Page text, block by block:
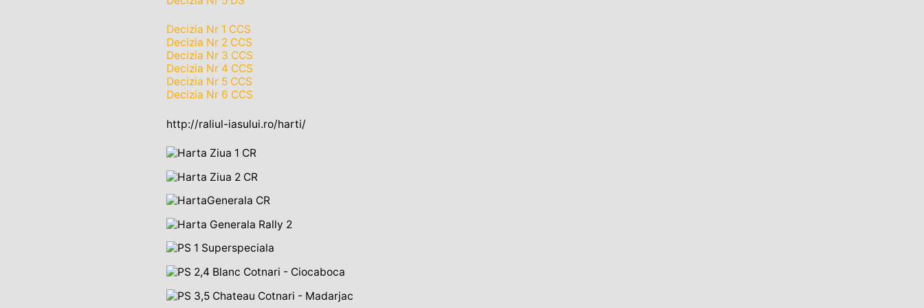
Decizia Nr 1 CCS
Decizia Nr 2 CCS
Decizia Nr 3 CCS
Decizia Nr 4 CCS
Decizia Nr 5 CCS
Decizia Nr 6 CCS
http://raliul-iasului.ro/harti/